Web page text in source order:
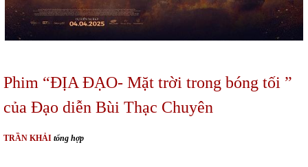
Phim “ĐỊA ĐẠO- Mặt trời trong bóng tối ”
của Đạo diễn Bùi Thạc Chuyên
TRẦN KHẢI tổng hợp